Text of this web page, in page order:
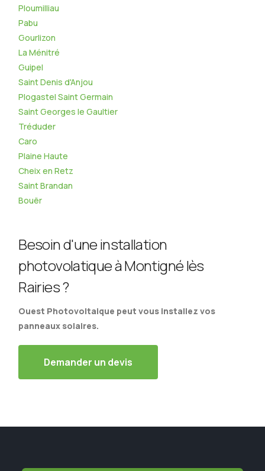
Ploumilliau
Pabu
Gourlizon
La Ménitré
Guipel
Saint Denis d'Anjou
Plogastel Saint Germain
Saint Georges le Gaultier
Tréduder
Caro
Plaine Haute
Cheix en Retz
Saint Brandan
Bouër
Besoin d'une installation
photovolatique à Montigné lès
Rairies ?
Ouest Photovoltaique peut vous installez vos
panneaux solaires.
Demander un devis